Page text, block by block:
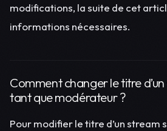
modifications, la suite de cet
informations nécessaires.
Comment changer le titre
tant que modérateur ?
Pour modifier le titre d’un stream